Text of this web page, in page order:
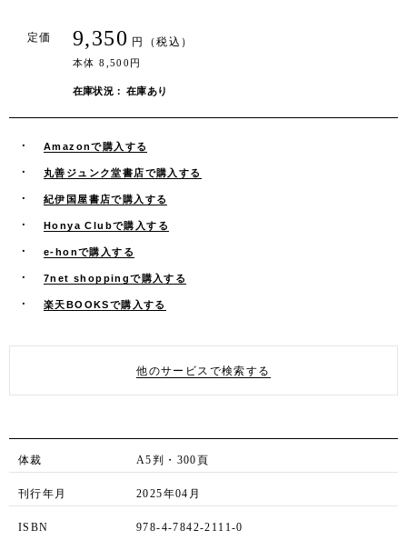
定価 9,350 円（税込）
本体 8,500円
在庫状況： 在庫あり
Amazonで購入する
丸善ジュンク堂書店で購入する
紀伊国屋書店で購入する
Honya Clubで購入する
e-honで購入する
7net shoppingで購入する
楽天BOOKSで購入する
他のサービスで検索する
体裁 A5判・300頁
刊行年月 2025年04月
ISBN 978-4-7842-2111-0